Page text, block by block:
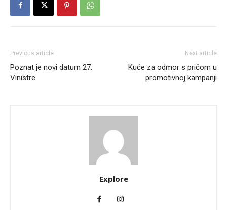
Previous article
Poznat je novi datum 27.
Vinistre
Next article
Kuće za odmor s pričom u
promotivnoj kampanji
Explore